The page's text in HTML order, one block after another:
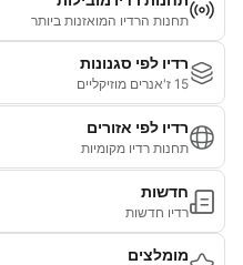
תחנות הרדיו המואזנות ביותר
רדיו לפי סגנונות
15 ז'אנרים מוזיקליים
רדיו לפי אזורים
תחנות רדיו מקומיות
חדשות
רדיו חדשות
מומלצים